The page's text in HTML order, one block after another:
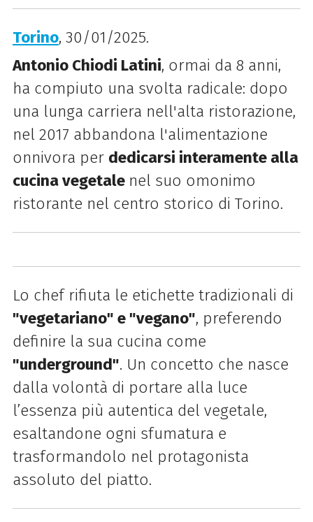
Torino, 30/01/2025.
Antonio Chiodi Latini, ormai da 8 anni,
ha compiuto una svolta radicale: dopo
una lunga carriera nell'alta ristorazione,
nel 2017 abbandona l'alimentazione
onnivora per dedicarsi interamente alla
cucina vegetale nel suo omonimo
ristorante nel centro storico di Torino.
Lo chef rifiuta le etichette tradizionali di
"vegetariano" e "vegano", preferendo
definire la sua cucina come
"underground". Un concetto che nasce
dalla volontà di portare alla luce
l’essenza più autentica del vegetale,
esaltandone ogni sfumatura e
trasformandolo nel protagonista
assoluto del piatto.